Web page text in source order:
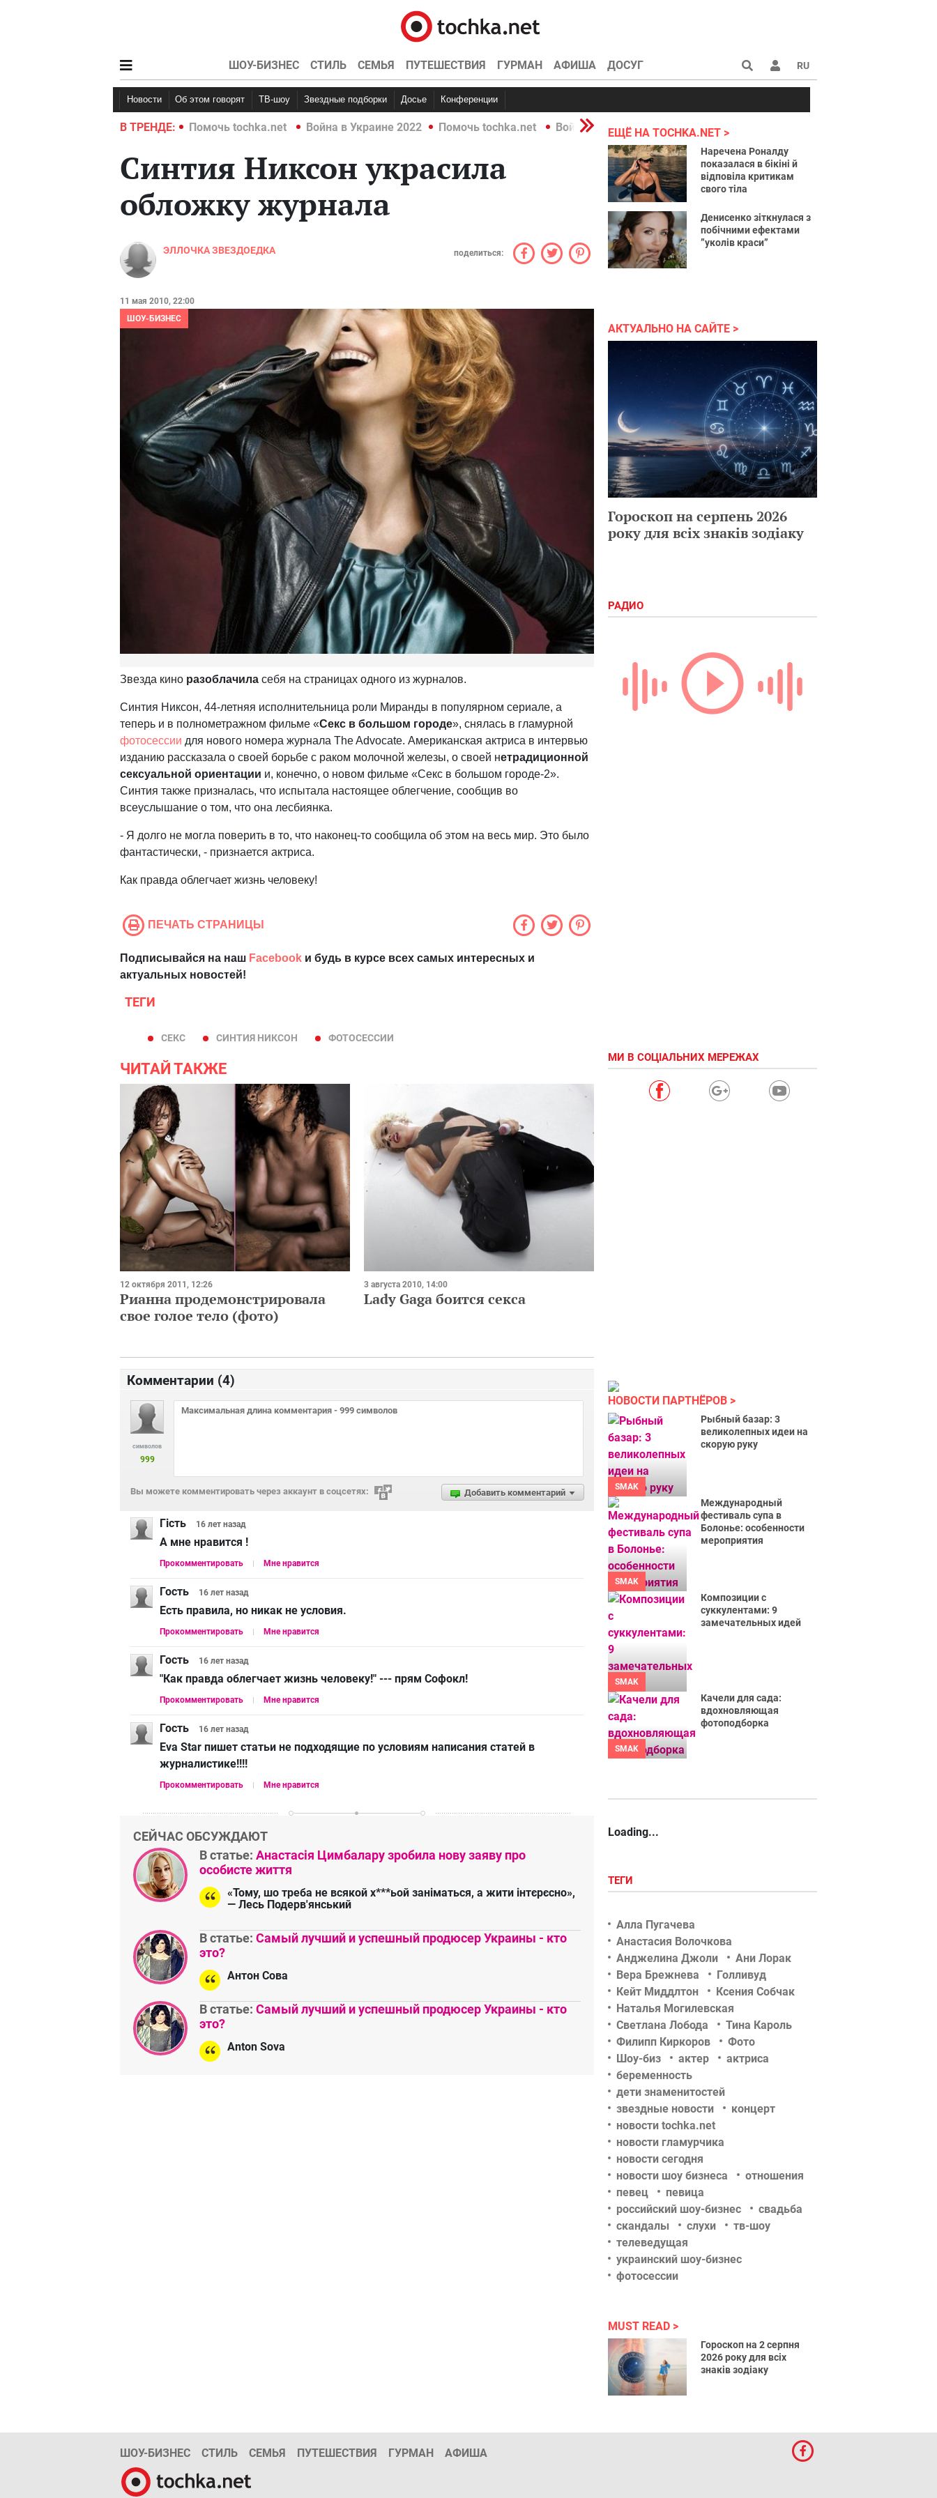
ШОУ-БИЗНЕС СТИЛЬ СЕМЬЯ ПУТЕШЕСТВИЯ ГУРМАН АФИША ДОСУГ RU
Новости Об этом говорят ТВ-шоу Звездные подборки Досье Конференции
В ТРЕНДЕ:
Война в Украине 2022 Помочь tochka.net Война в Украине 2022 Помочь tochka.net Война в Украине 2022
Синтия Никсон украсила
обложку журнала
ЭЛЛОЧКА ЗВЕЗДОЕДКА поделиться:
11 мая 2010, 22:00
ШОУ-БИЗНЕС
Звезда кино разоблачила себя на страницах одного из журналов.
Синтия Никсон, 44-летняя исполнительница роли Миранды в популярном сериале, а
теперь и в полнометражном фильме «Секс в большом городе», снялась в гламурной
фотосессии для нового номера журнала The Advocate. Американская актриса в интервью
изданию рассказала о своей борьбе с раком молочной железы, о своей нетрадиционной
сексуальной ориентации и, конечно, о новом фильме «Секс в большом городе-2».
Синтия также призналась, что испытала настоящее облегчение, сообщив во
всеуслышание о том, что она лесбиянка.
- Я долго не могла поверить в то, что наконец-то сообщила об этом на весь мир. Это было
фантастически, - признается актриса.
Как правда облегчает жизнь человеку!
ПЕЧАТЬ СТРАНИЦЫ
Подписывайся на наш Facebook и будь в курсе всех самых интересных и
актуальных новостей!
ТЕГИ
СЕКС СИНТИЯ НИКСОН ФОТОСЕССИИ
ЧИТАЙ ТАКЖЕ
12 октября 2011, 12:26
Рианна продемонстрировала
свое голое тело (фото)
3 августа 2010, 14:00
Lady Gaga боится секса
Комментарии (4)
символов
999
Добавить комментарий
Вы можете комментировать через аккаунт в соцсетях:
Гість 16 лет назад
А мне нравится !
Прокомментировать Мне нравится
Гость 16 лет назад
Есть правила, но никак не условия.
Прокомментировать Мне нравится
Гость 16 лет назад
"Как правда облегчает жизнь человеку!" --- прям Софокл!
Прокомментировать Мне нравится
Гость 16 лет назад
Eva Star пишет статьи не подходящие по условиям написания статей в
журналистике!!!!
Прокомментировать Мне нравится
СЕЙЧАС ОБСУЖДАЮТ
В статье: Анастасія Цимбалару зробила нову заяву про
особисте життя
«Тому, шо треба не всякой х***ьой заніматься, а жити інтєрєсно»,
— Лесь Подерв'янський
В статье: Самый лучший и успешный продюсер Украины - кто
это?
Антон Сова
В статье: Самый лучший и успешный продюсер Украины - кто
это?
Anton Sova
ЕЩЁ НА TOCHKA.NET
Наречена Роналду
показалася в бікіні й
відповіла критикам
свого тіла
Денисенко зіткнулася з
побічними ефектами
”уколів краси”
АКТУАЛЬНО НА САЙТЕ
Гороскоп на серпень 2026
року для всіх знаків зодіаку
РАДИО
МИ В СОЦІАЛЬНИХ МЕРЕЖАХ
НОВОСТИ ПАРТНЁРОВ
SMAK
Рыбный базар: 3
великолепных идеи на
скорую руку
SMAK
Международный
фестиваль супа в
Болонье: особенности
мероприятия
SMAK
Композиции с
суккулентами: 9
замечательных идей
SMAK
Качели для сада:
вдохновляющая
фотоподборка
Loading...
ТЕГИ
Алла Пугачева
Анастасия Волочкова
Анджелина Джоли
Ани Лорак
Вера Брежнева
Голливуд
Кейт Миддлтон
Ксения Собчак
Наталья Могилевская
Светлана Лобода
Тина Кароль
Филипп Киркоров
Фото
Шоу-биз
актер
актриса
беременность
дети знаменитостей
звездные новости
концерт
новости tochka.net
новости гламурчика
новости сегодня
новости шоу бизнеса
отношения
певец
певица
российский шоу-бизнес
свадьба
скандалы
слухи
тв-шоу
телеведущая
украинский шоу-бизнес
фотосессии
MUST READ
Гороскоп на 2 серпня
2026 року для всіх
знаків зодіаку
ШОУ-БИЗНЕС СТИЛЬ СЕМЬЯ ПУТЕШЕСТВИЯ ГУРМАН АФИША